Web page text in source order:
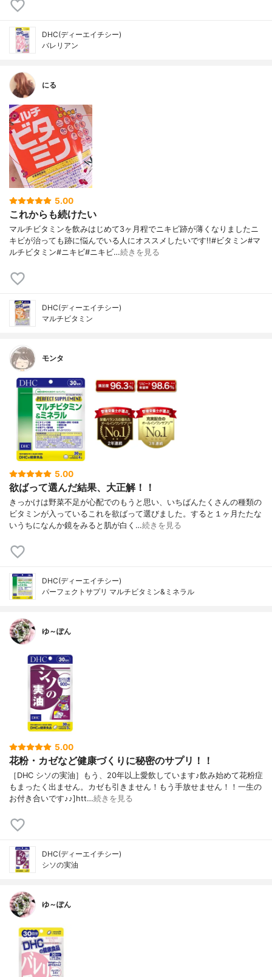
DHC(ディーエイチシー)
バレリアン
にる
5.00
これからも続けたい
マルチビタミンを飲みはじめて3ヶ月程でニキビ跡が薄くなりましたニ
キビが治っても跡に悩んでいる人にオススメしたいです!!#ビタミン#マ
ルチビタミン#ニキビ#ニキビ…続きを見る
DHC(ディーエイチシー)
マルチビタミン
モンタ
5.00
欲ばって選んだ結果、大正解！！
きっかけは野菜不足が心配でのもうと思い、いちばんたくさんの種類の
ビタミンが入っているこれを欲ばって選びました。すると１ヶ月たたな
いうちになんか鏡をみると肌が白く…続きを見る
DHC(ディーエイチシー)
パーフェクトサプリ マルチビタミン&ミネラル
ゆ～ぽん
5.00
花粉・カゼなど健康づくりに秘密のサプリ！！
［DHC シソの実油］もう、20年以上愛飲しています♪飲み始めて花粉症
もまったく出ません。カゼも引きません！もう手放せません！！一生の
お付き合いです♪♪]htt…続きを見る
DHC(ディーエイチシー)
シソの実油
ゆ～ぽん